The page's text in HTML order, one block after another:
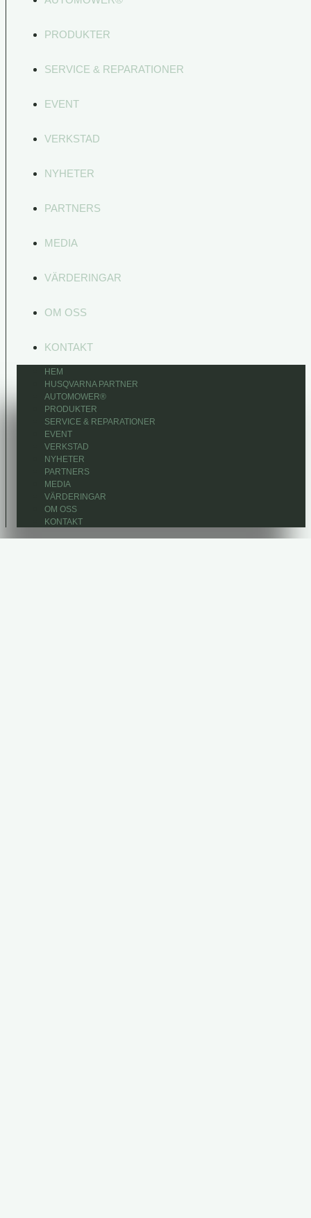
PRODUKTER
SERVICE & REPARATIONER
EVENT
VERKSTAD
NYHETER
PARTNERS
MEDIA
VÄRDERINGAR
OM OSS
KONTAKT
HEM
HUSQVARNA PARTNER
AUTOMOWER®
PRODUKTER
SERVICE & REPARATIONER
EVENT
VERKSTAD
NYHETER
PARTNERS
MEDIA
VÄRDERINGAR
OM OSS
KONTAKT